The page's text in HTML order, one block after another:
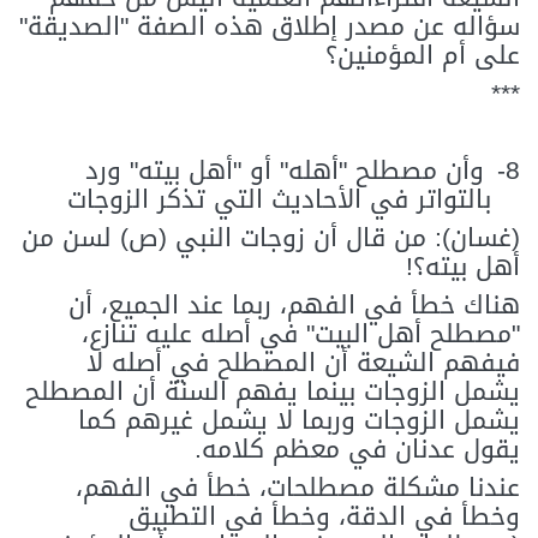
سؤاله عن مصدر إطلاق هذه الصفة "الصديقة"
على أم المؤمنين؟
***
8- وأن مصطلح "أهله" أو "أهل بيته" ورد
بالتواتر في الأحاديث التي تذكر الزوجات
(غسان): من قال أن زوجات النبي (ص) لسن من
أهل بيته؟!
هناك خطأ في الفهم، ربما عند الجميع، أن
"مصطلح أهل البيت" في أصله عليه تنازع،
فيفهم الشيعة أن المصطلح في أصله لا
يشمل الزوجات بينما يفهم السنة أن المصطلح
يشمل الزوجات وربما لا يشمل غيرهم كما
يقول عدنان في معظم كلامه.
عندنا مشكلة مصطلحات، خطأ في الفهم،
وخطأ في الدقة، وخطأ في التطبيق